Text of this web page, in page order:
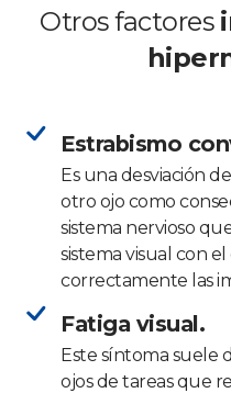
Otros factores
Estrabismo
Es una desviación
otro ojo como
sistema nervioso
sistema visual con
correctamente las
Fatiga visual.
Este síntoma suele
ojos de tareas que